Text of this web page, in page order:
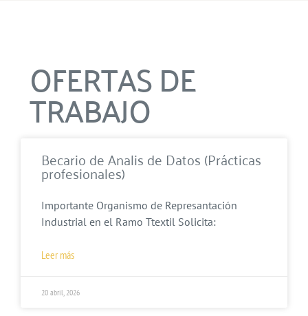
OFERTAS DE
TRABAJO
Becario de Analis de Datos (Prácticas
profesionales)
Importante Organismo de Represantación
Industrial en el Ramo Ttextil Solicita:
Leer más
20 abril, 2026